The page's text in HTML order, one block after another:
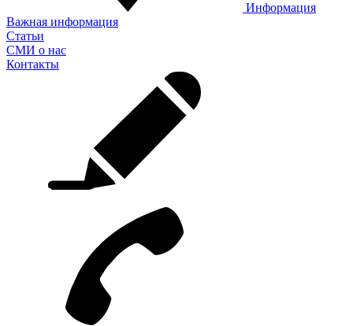
Информация
Важная информация
Статьи
СМИ о нас
Контакты